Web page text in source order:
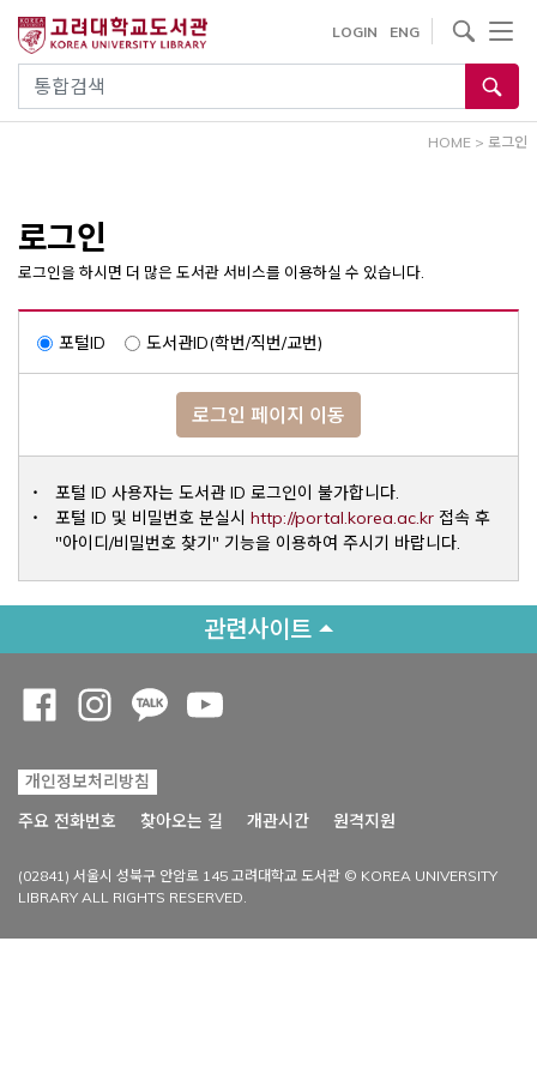
건
통합검색
LOGIN ENG
사이트내 검색
HOME > 로그인
로그인
로그인을 하시면 더 많은 도서관 서비스를 이용하실 수 있습니다.
포털ID 도서관ID(학번/직번/교번)
로그인 페이지 이동
포털 ID 사용자는 도서관 ID 로그인이 불가합니다.
포털 ID 및 비밀번호 분실시 http://portal.korea.ac.krOpens a
접속 후
"아이디/비밀번호 찾기" 기능을 이용하여 주시기 바랍니다.
관련사이트
개인정보처리방침
주요 전화번호
찾아오는 길 개관시간 원격지원
(02841) 서울시 성북구 안암로 145 고려대학교 도서관 © KOREA UNIVERSITY
LIBRARY ALL RIGHTS RESERVED.
Opens a new window
Opens a new window
Opens a new window